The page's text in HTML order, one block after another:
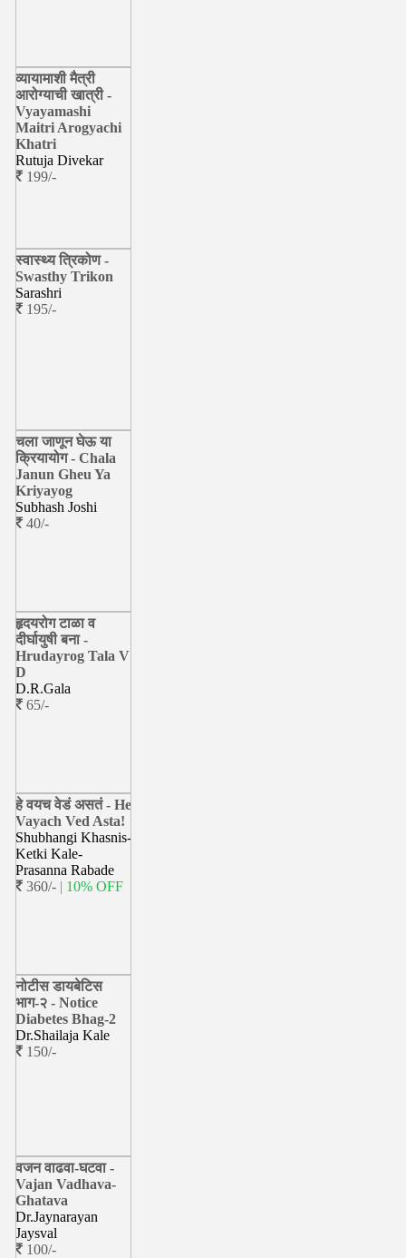
व्यायामाशी मैत्री
आरोग्याची खात्री -
Vyayamashi
Maitri Arogyachi
Khatri
Rutuja Divekar
199/-
स्वास्थ्य त्रिकोण -
Swasthy Trikon
Sarashri
195/-
चला जाणून घेऊ या
क्रियायोग - Chala
Janun Gheu Ya
Kriyayog
Subhash Joshi
40/-
हृदयरोग टाळा व
दीर्घायुषी बना -
Hrudayrog Tala V
D
D.R.Gala
65/-
हे वयच वेडं असतं - He
Vayach Ved Asta!
Shubhangi Khasnis-
Ketki Kale-
Prasanna Rabade
360/- | 10% OFF
नोटीस डायबेटिस
भाग-२ - Notice
Diabetes Bhag-2
Dr.Shailaja Kale
150/-
वजन वाढवा-घटवा -
Vajan Vadhava-
Ghatava
Dr.Jaynarayan
Jaysval
100/-